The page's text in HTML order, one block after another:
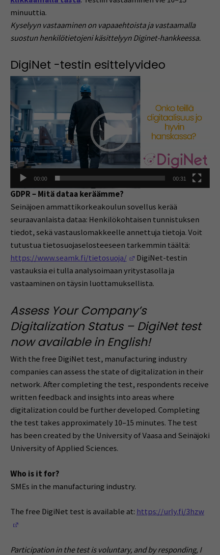
minuuttia.
Kyselyyn vastaaminen on vapaaehtoista ja vastaamalla
suostun henkilötietojeni käsittelyyn Diginet-hankkeessa.
DigiNet -testin esittelyvideo
Videotoistin
00:00 00:31
GDPR – Mitä dataa keräämme?
Seinäjoen ammattikorkeakoulun sovellus kerää
seuraavanlaista dataa: Henkilökohtaisen tunnistuksen
tiedot, sekä vastauslomakkeelle annettuja tietoja. Voit
tutustua tietosuojaselosteeseen tarkemmin täältä:
https://www.seamk.fi/tietosuoja/
(Opens in a new
DigiNet-testin
vastauksia ei tulla analysoimaan yritystasolla ja
vastaaminen on täysin luottamuksellista.
Assess Your Company’s
Digitalization Status – DigiNet test
now available in English!
With the free DigiNet test, manufacturing industry
companies can assess the state of digitalization in their
network. After completing the test, respondents receive
written feedback and insights into areas where
digitalization could be further developed. Completing
the test takes approximately 10–15 minutes. The test
has been created by the University of Vaasa and Seinäjoki
University of Applied Sciences.
Who is it for?
SMEs in the manufacturing industry.
The free DigiNet test is available at: https://urly.fi/3hzw
Participation in the test is voluntary, and by responding, I